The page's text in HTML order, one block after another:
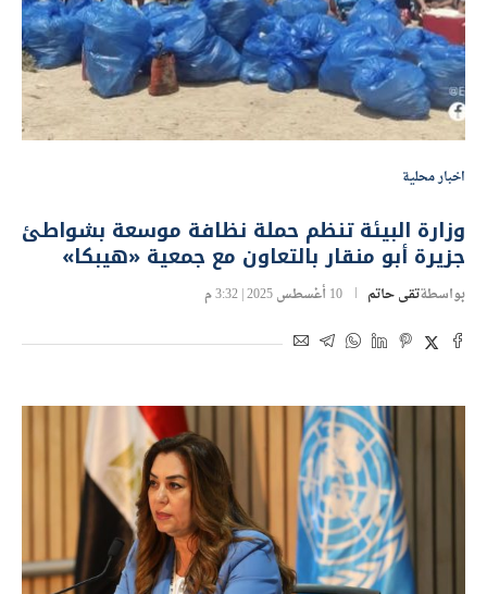
اخبار محلية
وزارة البيئة تنظم حملة نظافة موسعة بشواطئ
جزيرة أبو منقار بالتعاون مع جمعية «هيبكا»
بواسطةتقى حاتم 10 أغسطس 2025 | 3:32 م